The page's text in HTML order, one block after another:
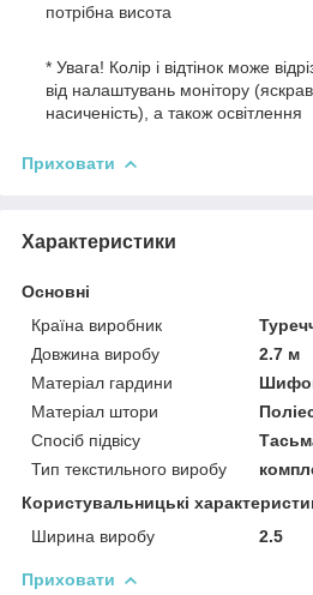
потрібна висота
* Увага! Колір і відтінок може
від налаштувань монітору
насиченість), а також освітлення
Приховати
Характеристики
Основні
Країна виробник
Довжина виробу
2.7 м
Матеріал гардини
Матеріал штори
Спосіб підвісу
Тип текстильного виробу
Користувальницькі
Ширина виробу
2.5
Приховати